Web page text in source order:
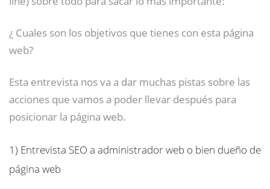
¿ Cuales son los objetivos que tienes con esta página
web?
Esta entrevista nos va a dar muchas pistas sobre las
acciones que vamos a poder llevar después para
posicionar la página web.
1) Entrevista SEO a administrador web o bien dueño de
página web